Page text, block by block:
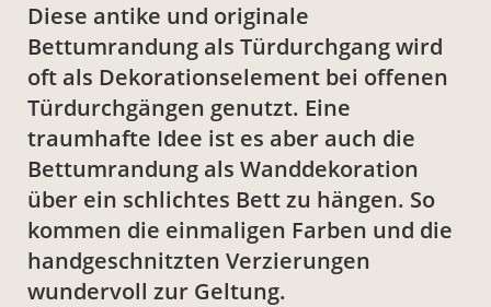
Diese antike und originale
Bettumrandung als Türdurchgang wird
oft als Dekorationselement bei offenen
Türdurchgängen genutzt. Eine
traumhafte Idee ist es aber auch die
Bettumrandung als Wanddekoration
über ein schlichtes Bett zu hängen. So
kommen die einmaligen Farben und die
handgeschnitzten Verzierungen
wundervoll zur Geltung.